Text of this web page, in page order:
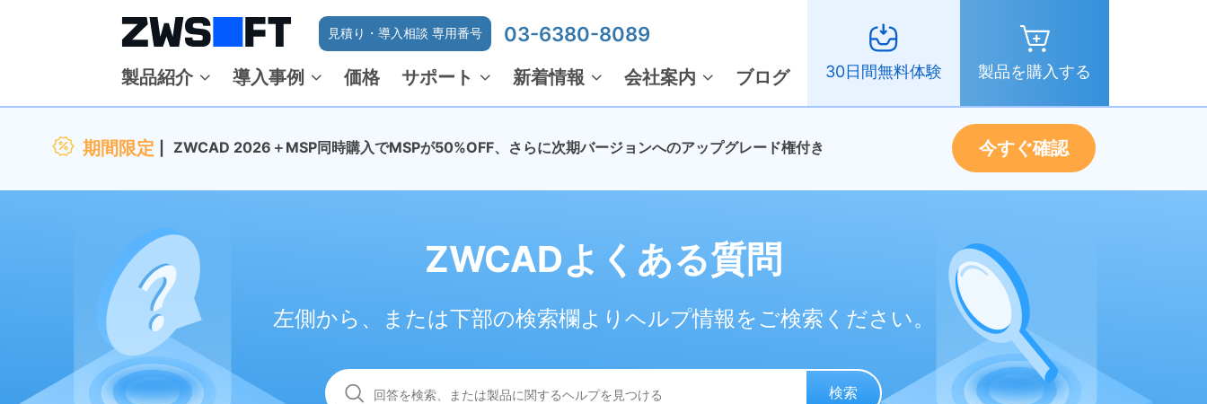
見積り・導入相談 専用番号 03-6380-8089
製品紹介 導入事例 価格 サポート 新着情報 会社案内 ブログ 30日間無料体験 製品を購入する
期間限定 ZWCAD 2026＋MSP同時購入でMSPが50%OFF、さらに次期バージョンへのアップグレード権付き 今すぐ確認
ZWCADよくある質問
左側から、または下部の検索欄よりヘルプ情報をご検索ください。
検索